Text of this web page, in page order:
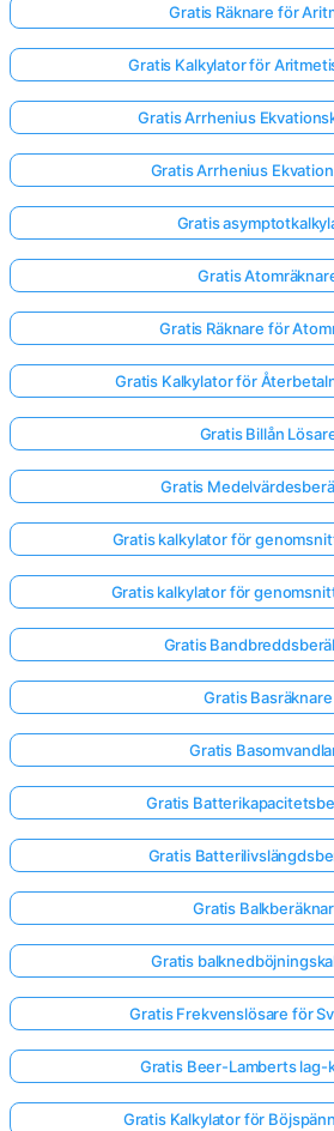
Logga
Gratis Räknare för
Gratis Kalkylator för
Gratis Arrhenius
Gratis Arrhenius
Gratis
Gratis
Gratis Räknare för
Gratis Kalkylator för
Gratis Billån
Gratis
Gratis kalkylator för
Gratis kalkylator för
Gratis
Gratis Basräknare
Gratis
Gratis
Gratis
Gratis
Gratis
Gratis Frekvenslösare för
Gratis Beer-Lamberts lag-
Gratis Kalkylator för